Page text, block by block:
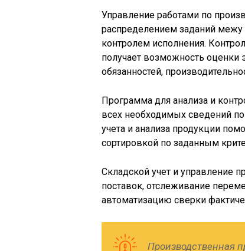
Управление работами по
распределением заданий
контролем исполнения.
получает возможность
обязанностей,
Программа для анализа и
всех необходимых сведений
учета и анализа продукции
сортировкой по заданным
Складской учет и управление
поставок, отслеживание
автоматизацию сверки
Производственная